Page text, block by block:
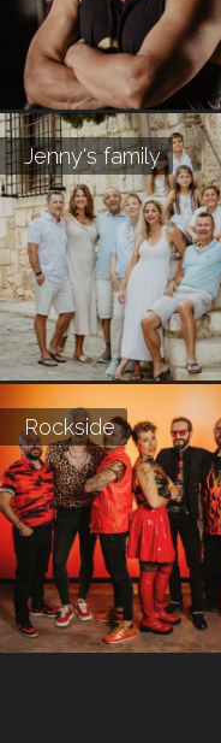
Jenny's family
Rockside